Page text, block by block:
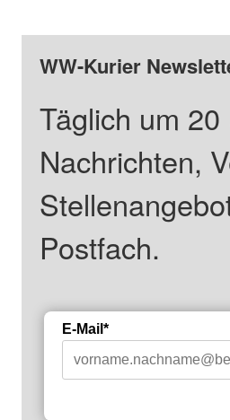
WW-Kurier
Täglich um
Nachrichten,
Postfach.
E-Mail*